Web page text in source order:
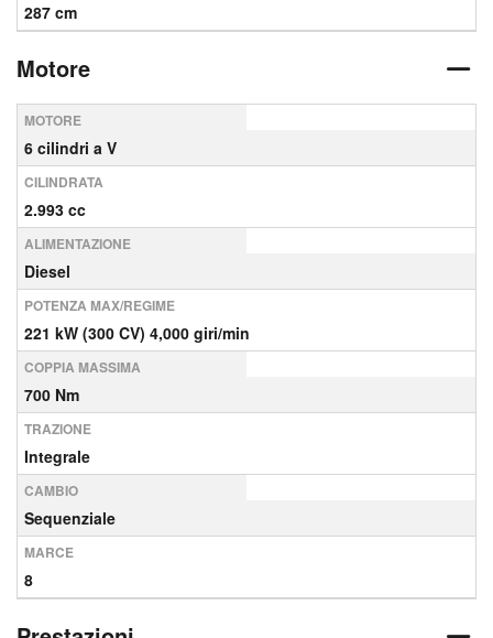
287 cm
Motore
MOTORE
6 cilindri a V
CILINDRATA
2.993 cc
ALIMENTAZIONE
Diesel
POTENZA MAX/REGIME
221 kW (300 CV) 4,000 giri/min
COPPIA MASSIMA
700 Nm
TRAZIONE
Integrale
CAMBIO
Sequenziale
MARCE
8